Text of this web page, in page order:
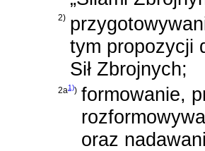
2)
tym propozycji
Sił Zbrojnych;
2a1)) formowanie,
oraz